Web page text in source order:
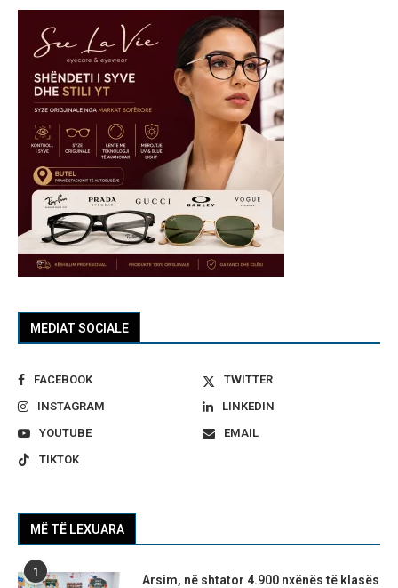
MEDIAT SOCIALE
FACEBOOK
TWITTER
INSTAGRAM
LINKEDIN
YOUTUBE
EMAIL
TIKTOK
MË TË LEXUARA
1
Arsim, në shtator 4.900 nxënës të klasës